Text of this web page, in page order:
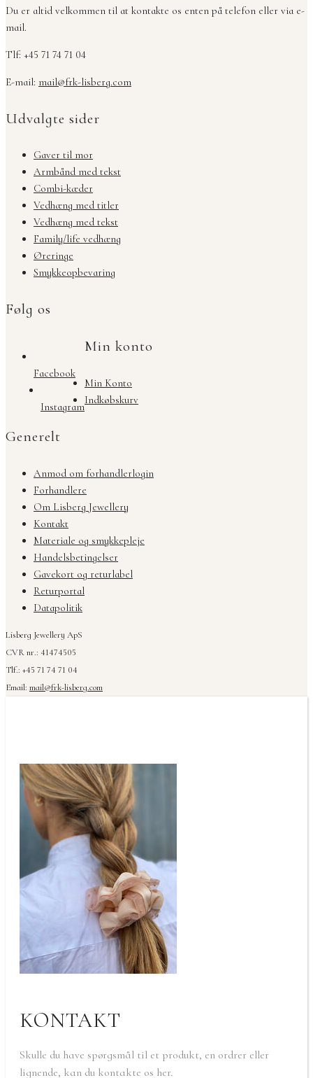
Du er altid velkommen til at kontakte os enten på telefon eller via e-
mail.
Tlf: +45 71 74 71 04
E-mail: mail@frk-lisberg.com
Udvalgte sider
Gaver til mor
Armbånd med tekst
Combi-kæder
Vedhæng med titler
Vedhæng med tekst
Family/life vedhæng
Øreringe
Smykkeopbevaring
Følg os
Facebook
Instagram
Min konto
Min Konto
Indkøbskurv
Generelt
Anmod om forhandlerlogin
Forhandlere
Om Lisberg Jewellery
Kontakt
Materiale og smykkepleje
Handelsbetingelser
Gavekort og returlabel
Returportal
Datapolitik
Lisberg Jewellery ApS
CVR nr.: 41474505
Tlf.: +45 71 74 71 04
Email: mail@frk-lisberg.com
KONTAKT
Skulle du have spørgsmål til et produkt, en ordrer eller
lignende, kan du kontakte os her.